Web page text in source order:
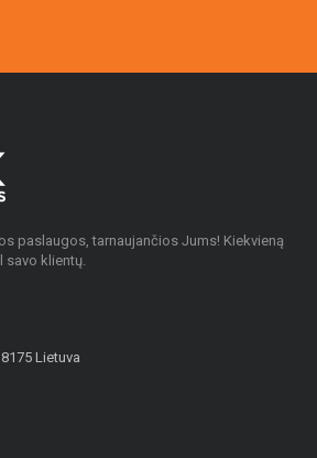
paslaugos, tarnaujančios Jums! Kiekvieną
savo klientų.
Lietuva